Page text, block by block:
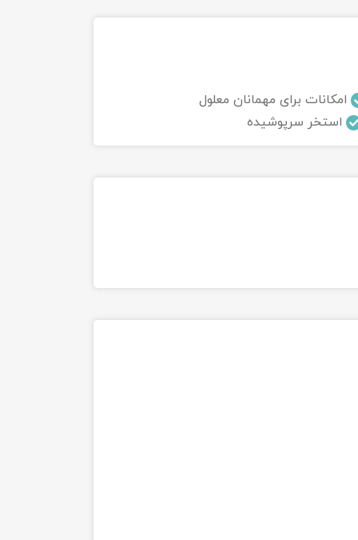
امکانات برای مهمانان معلول
استخر سرپوشیده